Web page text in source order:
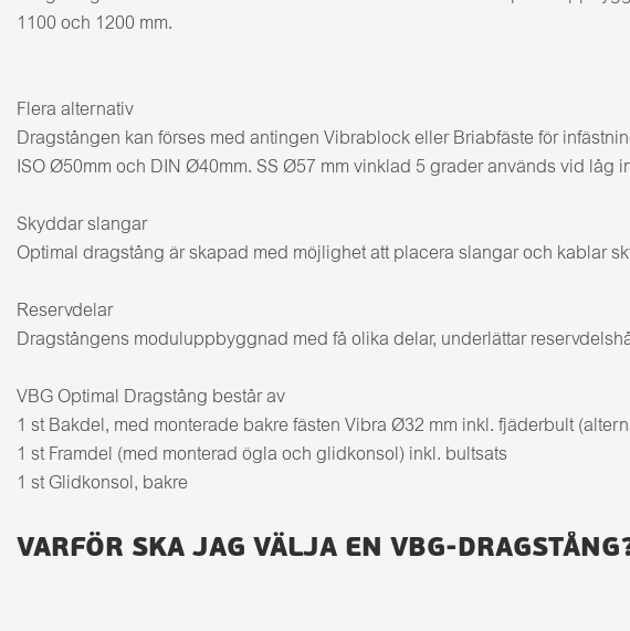
1100 och 1200 mm.
Flera alternativ
Dragstången kan förses med antingen Vibrablock eller Briabfäste för
ISO Ø50mm och DIN Ø40mm. SS Ø57 mm vinklad 5 grader används vid låg
Skyddar slangar
Optimal dragstång är skapad med möjlighet att placera slangar och kablar
Reservdelar
Dragstångens moduluppbyggnad med få olika delar, underlättar
VBG Optimal Dragstång består av
1 st Bakdel, med monterade bakre fästen Vibra Ø32 mm inkl. fjäderbult
1 st Framdel (med monterad ögla och glidkonsol) inkl. bultsats
1 st Glidkonsol, bakre
VARFÖR SKA JAG VÄLJA EN VBG-